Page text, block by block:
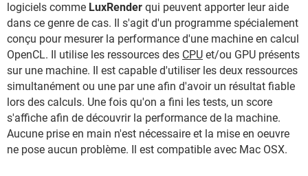
logiciels comme LuxRender qui peuvent apporter leur aide
dans ce genre de cas. Il s'agit d'un programme spécialement
conçu pour mesurer la performance d'une machine en calcul
OpenCL. Il utilise les ressources des CPU et/ou GPU présents
sur une machine. Il est capable d'utiliser les deux ressources
simultanément ou une par une afin d'avoir un résultat fiable
lors des calculs. Une fois qu'on a fini les tests, un score
s'affiche afin de découvrir la performance de la machine.
Aucune prise en main n'est nécessaire et la mise en oeuvre
ne pose aucun problème. Il est compatible avec Mac OSX.